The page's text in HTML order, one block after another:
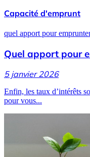
Capacité d'emprunt
quel apport pour
Quel apport pour
5 janvier 2026
Enfin, les taux d’intérêts
pour vous...